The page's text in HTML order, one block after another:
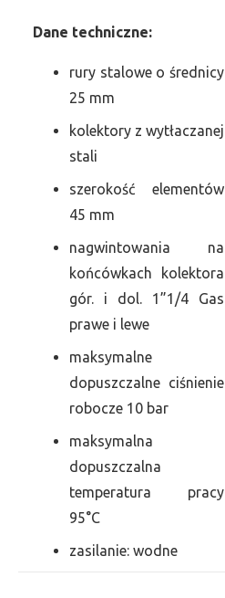
Dane techniczne:
rury stalowe o średnicy
25 mm
kolektory z wytłaczanej
stali
szerokość elementów
45 mm
nagwintowania na
końcówkach kolektora
gór. i dol. 1”1/4 Gas
prawe i lewe
maksymalne
dopuszczalne ciśnienie
robocze 10 bar
maksymalna
dopuszczalna
temperatura pracy
95°C
zasilanie: wodne